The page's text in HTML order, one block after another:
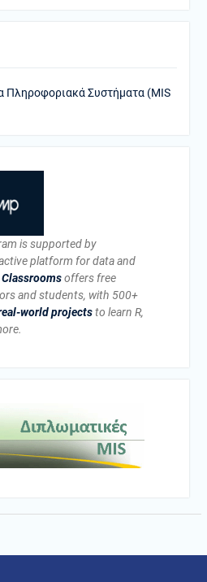
Πληροφοριακά Συστήματα (MIS
is supported by
platform for data and
offers free
and students, with 500+
world projectsto learn R,